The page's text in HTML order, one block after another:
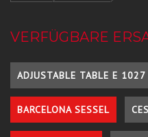
VERFÜGBARE
ADJUSTABLE TABLE E 1027
BARCELONA SESSEL